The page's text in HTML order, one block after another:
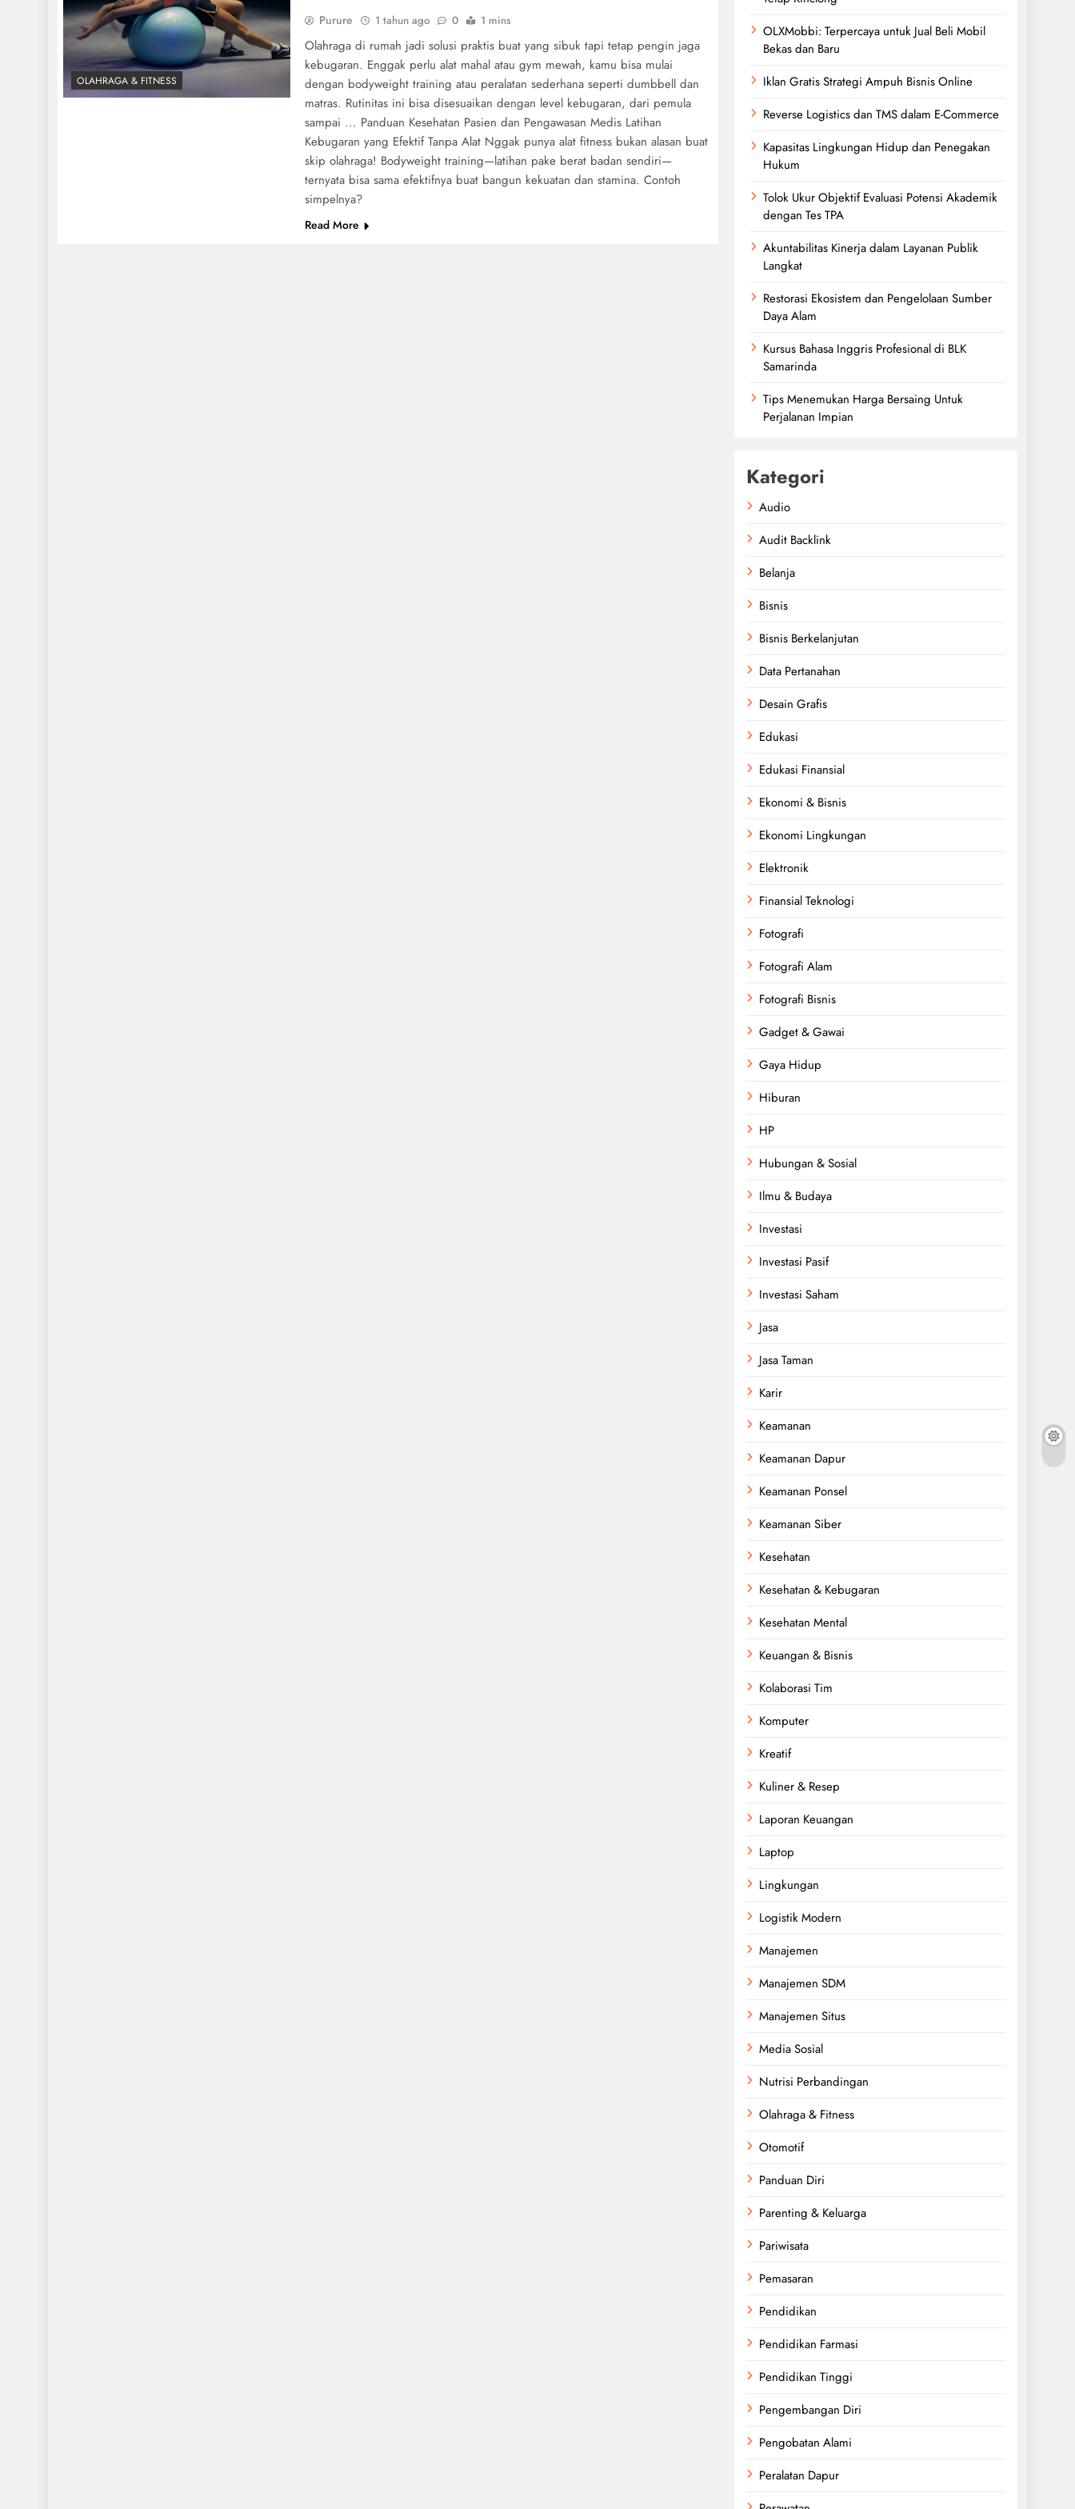
OLAHRAGA & FITNESS
Purure 1 tahun ago 0 1 mins
Olahraga di rumah jadi solusi praktis buat yang sibuk tapi tetap pengin jaga
kebugaran. Enggak perlu alat mahal atau gym mewah, kamu bisa mulai
dengan bodyweight training atau peralatan sederhana seperti dumbbell dan
matras. Rutinitas ini bisa disesuaikan dengan level kebugaran, dari pemula
sampai ... Panduan Kesehatan Pasien dan Pengawasan Medis Latihan
Kebugaran yang Efektif Tanpa Alat Nggak punya alat fitness bukan alasan buat
skip olahraga! Bodyweight training—latihan pake berat badan sendiri—
ternyata bisa sama efektifnya buat bangun kekuatan dan stamina. Contoh
simpelnya?
Read More
OLXMobbi: Terpercaya untuk Jual Beli Mobil
Bekas dan Baru
Iklan Gratis Strategi Ampuh Bisnis Online
Reverse Logistics dan TMS dalam E-Commerce
Kapasitas Lingkungan Hidup dan Penegakan
Hukum
Tolok Ukur Objektif Evaluasi Potensi Akademik
dengan Tes TPA
Akuntabilitas Kinerja dalam Layanan Publik
Langkat
Restorasi Ekosistem dan Pengelolaan Sumber
Daya Alam
Kursus Bahasa Inggris Profesional di BLK
Samarinda
Tips Menemukan Harga Bersaing Untuk
Perjalanan Impian
Kategori
Audio
Audit Backlink
Belanja
Bisnis
Bisnis Berkelanjutan
Data Pertanahan
Desain Grafis
Edukasi
Edukasi Finansial
Ekonomi & Bisnis
Ekonomi Lingkungan
Elektronik
Finansial Teknologi
Fotografi
Fotografi Alam
Fotografi Bisnis
Gadget & Gawai
Gaya Hidup
Hiburan
HP
Hubungan & Sosial
Ilmu & Budaya
Investasi
Investasi Pasif
Investasi Saham
Jasa
Jasa Taman
Karir
Keamanan
Keamanan Dapur
Keamanan Ponsel
Keamanan Siber
Kesehatan
Kesehatan & Kebugaran
Kesehatan Mental
Keuangan & Bisnis
Kolaborasi Tim
Komputer
Kreatif
Kuliner & Resep
Laporan Keuangan
Laptop
Lingkungan
Logistik Modern
Manajemen
Manajemen SDM
Manajemen Situs
Media Sosial
Nutrisi Perbandingan
Olahraga & Fitness
Otomotif
Panduan Diri
Parenting & Keluarga
Pariwisata
Pemasaran
Pendidikan
Pendidikan Farmasi
Pendidikan Tinggi
Pengembangan Diri
Pengobatan Alami
Peralatan Dapur